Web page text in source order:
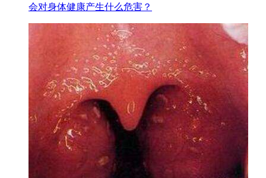
会对身体健康产生什么危害？